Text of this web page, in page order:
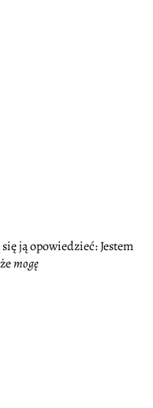
ją opowiedzieć: Jestem
mogę